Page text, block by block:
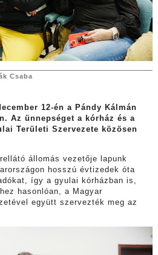
Csaba
12-én a Pándy Kálmán
Az ünnepséget a kórház és a
Területi Szervezete közösen
állomás vezetője lapunk
hosszú évtizedek óta
így a gyulai kórházban is,
hasonlóan, a Magyar
együtt szervezték meg az